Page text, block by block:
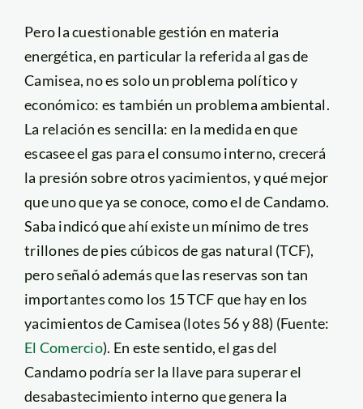
Pero la cuestionable gestión en materia
energética, en particular la referida al gas de
Camisea, no es solo un problema político y
económico: es también un problema ambiental.
La relación es sencilla: en la medida en que
escasee el gas para el consumo interno, crecerá
la presión sobre otros yacimientos, y qué mejor
que uno que ya se conoce, como el de Candamo.
Saba indicó que ahí existe un mínimo de tres
trillones de pies cúbicos de gas natural (TCF),
pero señaló además que las reservas son tan
importantes como los 15 TCF que hay en los
yacimientos de Camisea (lotes 56 y 88) (Fuente:
El Comercio). En este sentido, el gas del
Candamo podría ser la llave para superar el
desabastecimiento interno que genera la